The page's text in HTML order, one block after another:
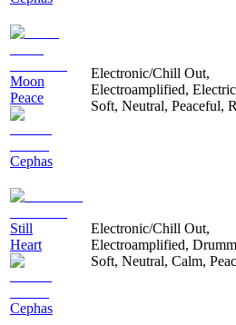
Moon
Peace
Cephas
Electronic/Chill Out,
Electroamplified,
Soft, Neutral, Peaceful,
Still
Heart
Cephas
Electronic/Chill Out,
Electroamplified,
Soft, Neutral, Calm,